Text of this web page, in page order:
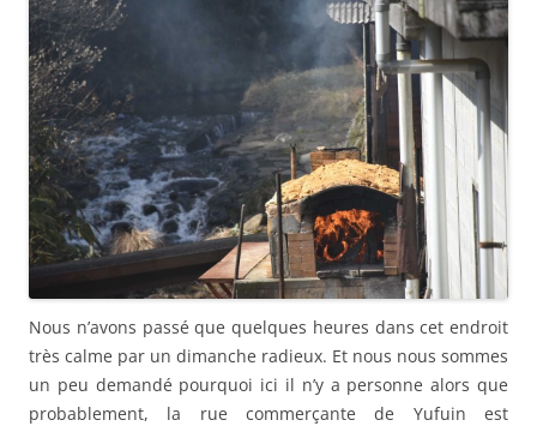
Nous n’avons passé que quelques heures dans cet endroit
très calme par un dimanche radieux. Et nous nous sommes
un peu demandé pourquoi ici il n’y a personne alors que
probablement, la rue commerçante de Yufuin est